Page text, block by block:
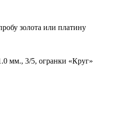
золота или платину
мм., 3/5, огранки «Круг»